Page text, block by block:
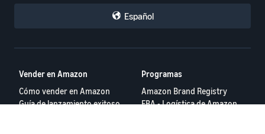
Español
Vender en Amazon
Cómo vender en Amazon
Guía de lanzamiento exitoso
Programas
Amazon Brand Registry
FBA - Logística de Amazon